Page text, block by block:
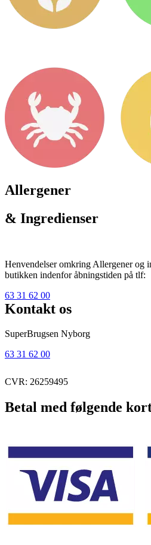
Allergener
& Ingredienser
Henvendelser omkring Allergener og
butikken indenfor åbningstiden på tlf:
63 31 62 00
Kontakt os
SuperBrugsen Nyborg
63 31 62 00
CVR: 26259495
Betal med følgende